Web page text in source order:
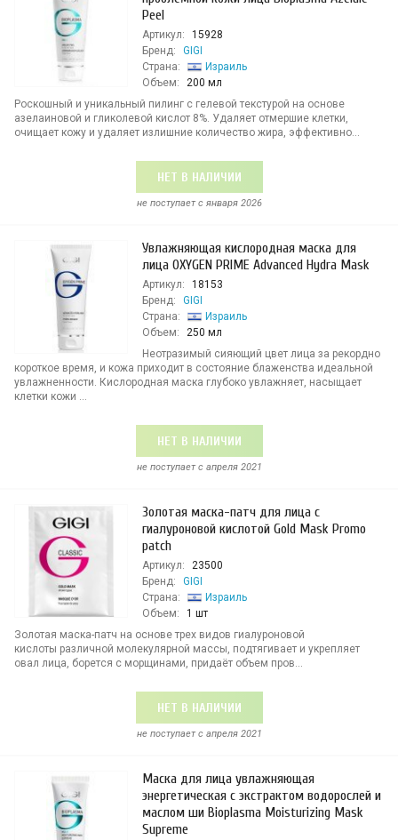
Peel
Артикул:
15928
Бренд:
GIGI
Страна:
Израиль
Объем:
200 мл
Роскошный и уникальный пилинг с гелевой текстурой на основе
азелаиновой и гликолевой кислот 8%. Удаляет отмершие клетки,
очищает кожу и удаляет излишние количество жира, эффективно...
НЕТ В НАЛИЧИИ
не поступает c января 2026
Увлажняющая кислородная маска для
лица OXYGEN PRIME Advanced Hydra Mask
Артикул:
18153
Бренд:
GIGI
Страна:
Израиль
Объем:
250 мл
Неотразимый сияющий цвет лица за рекордно
короткое время, и кожа приходит в состояние блаженства идеальной
увлажненности. Кислородная маска глубоко увлажняет, насыщает
клетки кожи ...
НЕТ В НАЛИЧИИ
не поступает c апреля 2021
Золотая маска-патч для лица с
гиалуроновой кислотой Gold Mask Promo
patch
Артикул:
23500
Бренд:
GIGI
Страна:
Израиль
Объем:
1 шт
Золотая маска-патч на основе трех видов гиалуроновой
кислоты различной молекулярной массы, подтягивает и укрепляет
овал лица, борется с морщинами, придаёт объем пров...
НЕТ В НАЛИЧИИ
не поступает c апреля 2021
Маска для лица увлажняющая
энергетическая с экстрактом водорослей и
маслом ши Bioplasma Moisturizing Mask
Supreme